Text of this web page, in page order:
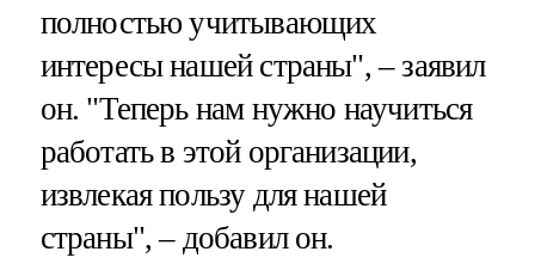
полностью учитывающих
интересы нашей страны", – заявил
он. "Теперь нам нужно научиться
работать в этой организации,
извлекая пользу для нашей
страны", – добавил он.